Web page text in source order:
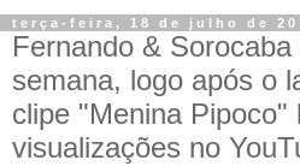
terça-feira, 18 de julho de
Fernando &
semana, logo após o
clipe "Menina Pipoco"
visualizações no